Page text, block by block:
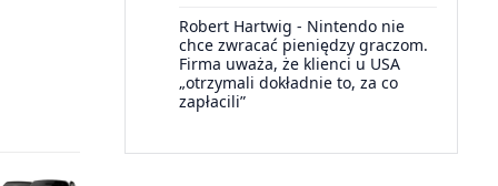
Robert Hartwig - Nintendo nie
chce zwracać pieniędzy graczom.
Firma uważa, że klienci u USA
„otrzymali dokładnie to, za co
zapłacili”